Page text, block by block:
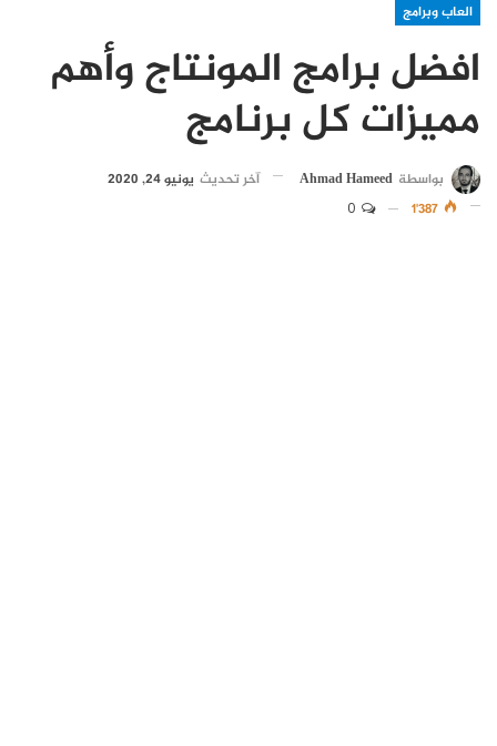
العاب وبرامج
افضل برامج المونتاج وأهم
مميزات كل برنامج
بواسطة Ahmad Hameed آخر تحديث يونيو 24, 2020